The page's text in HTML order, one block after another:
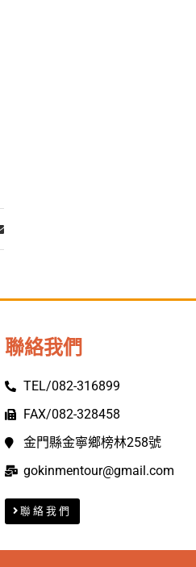
聯絡我們
TEL/082-316899
FAX/082-328458
金門縣金寧鄉榜林258號
gokinmentour@gmail.com
聯絡我們